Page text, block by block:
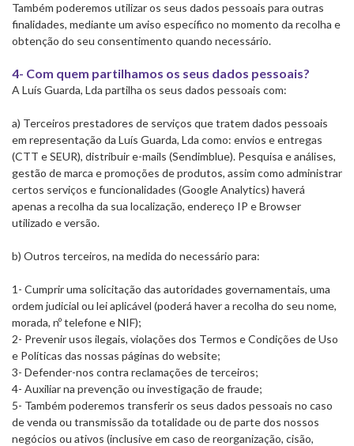
Também poderemos utilizar os seus dados pessoais para outras
finalidades, mediante um aviso específico no momento da recolha e
obtenção do seu consentimento quando necessário.
4- Com quem partilhamos os seus dados pessoais?
A Luís Guarda, Lda partilha os seus dados pessoais com:
a) Terceiros prestadores de serviços que tratem dados pessoais
em representação da Luís Guarda, Lda como: envios e entregas
(CTT e SEUR), distribuir e-mails (Sendimblue). Pesquisa e análises,
gestão de marca e promoções de produtos, assim como administrar
certos serviços e funcionalidades (Google Analytics) haverá
apenas a recolha da sua localização, endereço IP e Browser
utilizado e versão.
b) Outros terceiros, na medida do necessário para:
1- Cumprir uma solicitação das autoridades governamentais, uma
ordem judicial ou lei aplicável (poderá haver a recolha do seu nome,
morada, nº telefone e NIF);
2- Prevenir usos ilegais, violações dos Termos e Condições de Uso
e Políticas das nossas páginas do website;
3- Defender-nos contra reclamações de terceiros;
4- Auxiliar na prevenção ou investigação de fraude;
5- Também poderemos transferir os seus dados pessoais no caso
de venda ou transmissão da totalidade ou de parte dos nossos
negócios ou ativos (inclusive em caso de reorganização, cisão,